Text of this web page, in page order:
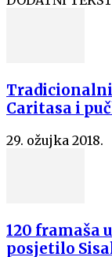
Caritasa i
29. ožujka 2018.
120 framaša
posjetilo